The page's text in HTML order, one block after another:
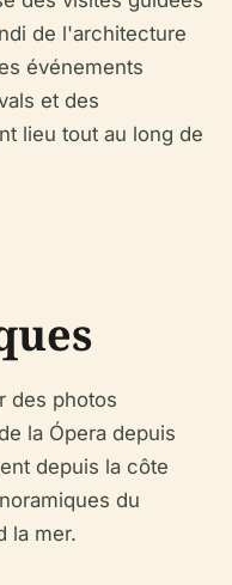
de l'architecture
événements
et des
lieu tout au long de
des photos
la Ópera depuis
depuis la côte
du
la mer.